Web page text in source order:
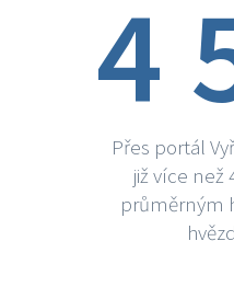
4
Přes portál
již více než
průměrným